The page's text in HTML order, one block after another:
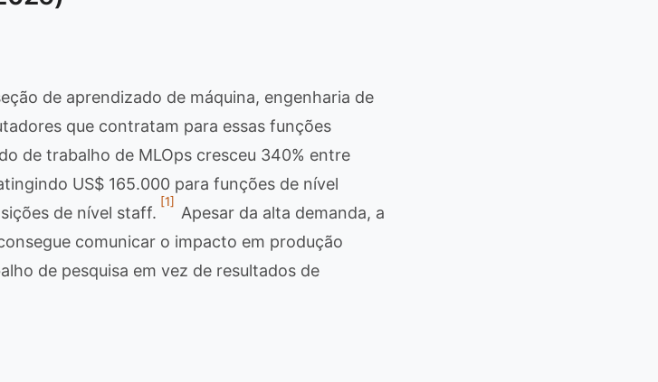
de aprendizado de máquina, engenharia de
que contratam para essas funções
de trabalho de MLOps cresceu 340% entre
US$ 165.000 para funções de nível
de nível staff.
[1]
Apesar da alta demanda, a
comunicar o impacto em produção
de pesquisa em vez de resultados de